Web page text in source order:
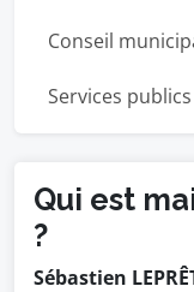
Conseil
Services publics
Qui est
?
Sébastien